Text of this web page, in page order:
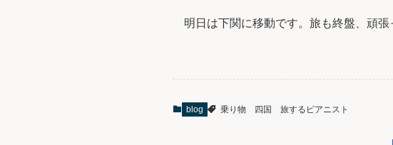
明日は下関に移動です。旅も終盤、頑張
blog 乗り物 四国 旅するピアニスト